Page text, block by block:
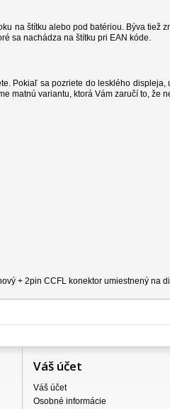
na štítku alebo pod batériou. Býva tiež
sa nachádza na štítku pri EAN kóde.
Pokiaľ sa pozriete do lesklého
matnú variantu, ktorá Vám zaručí to, že
+ 2pin CCFL konektor umiestnený
Váš účet
Váš účet
Osobné informácie